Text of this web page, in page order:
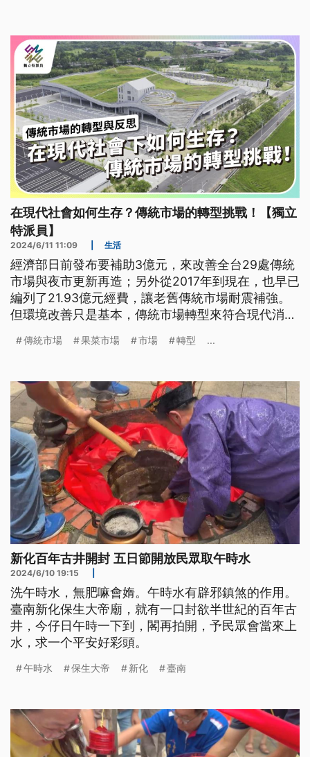
在現代社會如何生存？傳統市場的轉型挑戰！【獨立
特派員】
2024/6/11 11:09 生活
經濟部日前發布要補助3億元，來改善全台29處傳統
市場與夜市更新再造；另外從2017年到現在，也早已
編列了21.93億元經費，讓老舊傳統市場耐震補強。
但環境改善只是基本，傳統市場轉型來符合現代消費
升效益嗎？轉型背後是否有所犧牲？
傳統市場 果菜市場 市場 轉型 ...
新化百年古井開封 五日節開放民眾取午時水
2024/6/10 19:15
洗午時水，無肥嘛會媠。午時水有辟邪鎮煞的作用。
臺南新化保生大帝廟，就有一口封欲半世紀的百年古
井，今仔日午時一下到，閣再拍開，予民眾會當來上
水，求一个平安好彩頭。
午時水 保生大帝 新化 臺南